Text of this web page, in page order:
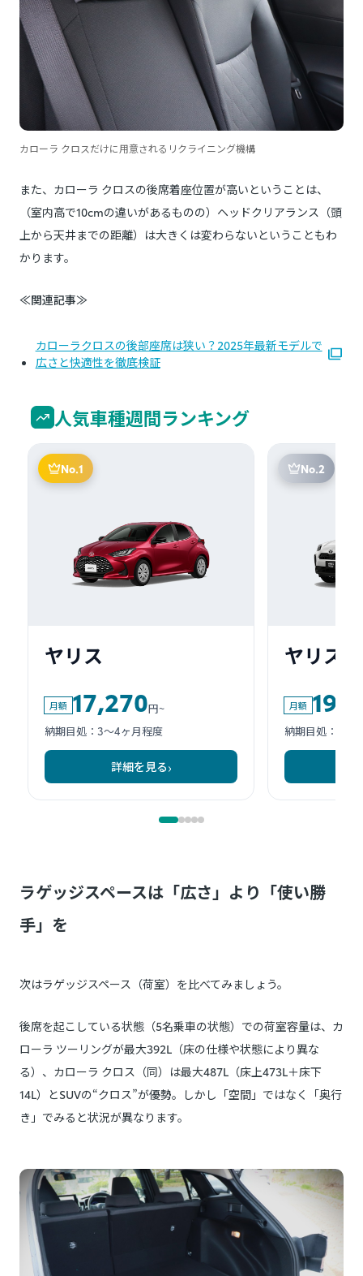
カローラ クロスだけに用意されるリクライニング機構
また、カローラ クロスの後席着座位置が高いということは、
（室内高で10cmの違いがあるものの）ヘッドクリアランス（頭
上から天井までの距離）は大きくは変わらないということもわ
かります。
≪関連記事≫
カローラクロスの後部座席は狭い？2025年最新モデルで
広さと快適性を徹底検証
ラゲッジスペースは「広さ」より「使い勝
手」を
次はラゲッジスペース（荷室）を比べてみましょう。
後席を起こしている状態（5名乗車の状態）での荷室容量は、カ
ローラ ツーリングが最大392L（床の仕様や状態により異な
る）、カローラ クロス（同）は最大487L（床上473L＋床下
14L）とSUVの“クロス”が優勢。しかし「空間」ではなく「奥行
き」でみると状況が異なります。